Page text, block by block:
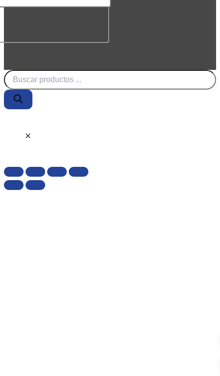
Búsqueda
de
productos